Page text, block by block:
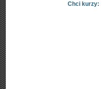
Chci kurzy: